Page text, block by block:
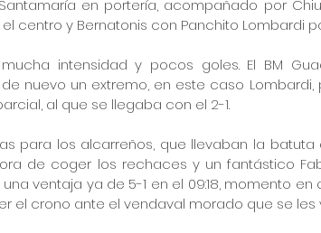
en portería, acompañado por
centro y Bernatonis con Panchito Lombardi
intensidad y pocos goles. El BM
nuevo un extremo, en este caso Lombardi,
al que se llegaba con el 2-1.
para los alcarreños, que llevaban la
de coger los rechaces y un fantástico
ventaja ya de 5-1 en el 09:18, momento en
el crono ante el vendaval morado que se les